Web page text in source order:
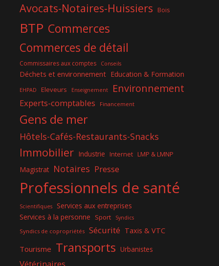
Avocats-Notaires-Huissiers Bois
BTP Commerces
Commerces de détail
Commissaires aux comptes Conseils
Déchets et environnement Education & Formation
EHPAD Eleveurs Enseignement Environnement
Experts-comptables Financement
Gens de mer
Hôtels-Cafés-Restaurants-Snacks
Immobilier Industrie Internet LMP & LMNP
Magistrat Notaires Presse
Professionnels de santé
Scientifiques
Services aux entreprises
Services à la personne
Sport Syndics
Syndics de copropriétés Sécurité Taxis & VTC
Tourisme Transports Urbanistes
Vétérinaires